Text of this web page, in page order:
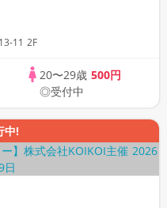
11 2F
20〜29歳 500円
◎受付中
中!